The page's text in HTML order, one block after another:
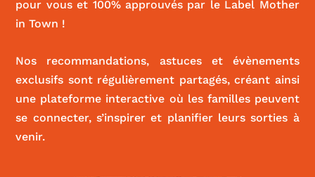
pour vous et 100% approuvés par le Label Mother
in Town !
Nos recommandations, astuces et évènements
exclusifs sont régulièrement partagés, créant ainsi
une plateforme interactive où les familles peuvent
se connecter, s’inspirer et planifier leurs sorties à
venir.